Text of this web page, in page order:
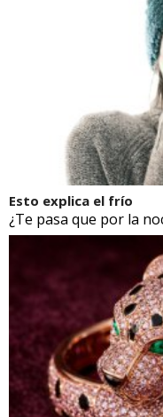
Esto explica el frío
¿Te pasa que por la